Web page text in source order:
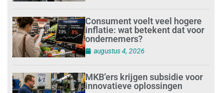
Consument voelt veel hogere
inflatie: wat betekent dat voor
ondernemers?
augustus 4, 2026
MKB’ers krijgen subsidie voor
innovatieve oplossingen